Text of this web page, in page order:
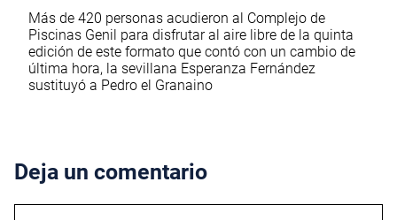
Más de 420 personas acudieron al Complejo de
Piscinas Genil para disfrutar al aire libre de la quinta
edición de este formato que contó con un cambio de
última hora, la sevillana Esperanza Fernández
sustituyó a Pedro el Granaino
Deja un comentario